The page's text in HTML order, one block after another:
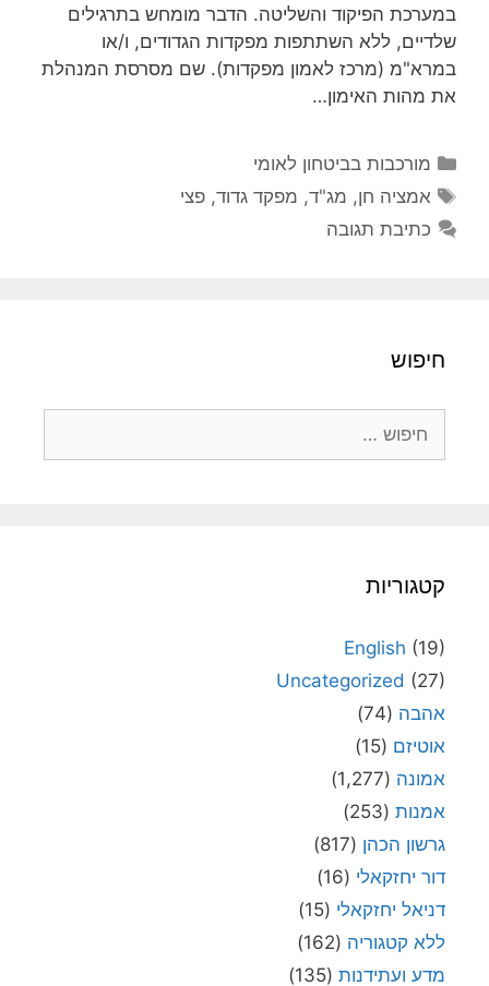
במערכת הפיקוד והשליטה. הדבר מומחש בתרגילים
שלדיים, ללא השתתפות מפקדות הגדודים, ו/או
במרא"מ (מרכז לאמון מפקדות). שם מסרסת המנהלת
את מהות האימון…
קטגוריות
מורכבות בביטחון לאומי
תגיות
אמציה חן, מג"ד, מפקד גדוד,פצי
כתיבת תגובה
חיפוש
קטגוריות
English (19)
Uncategorized (27)
אהבה (74)
אוטיזם (15)
אמונה (1,277)
אמנות (253)
גרשון הכהן (817)
דור יחזקאלי (16)
דניאל יחזקאלי (15)
ללא קטגוריה (162)
מדע ועתידנות (135)